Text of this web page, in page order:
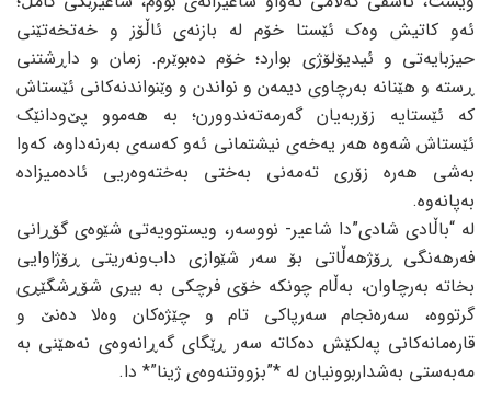
ئەو کاتیش وەک ئێستا خۆم لە بازنەی ئاڵۆز و خەتخەتێنی
حیزبایەتی و ئیدیۆلۆژی بوارد؛ خۆم دەبوێرم. زمان و داڕشتنی
ڕستە و هێنانە بەرچاوی دیمەن و نواندن و وێنواندنەکانی ئێستاش
کە ئێستایە زۆربەیان گەرمەتەندوورن؛ بە هەموو پێ‌ودانێک
ئێستاش شەوە هەر یەخەی نیشتمانی ئەو کەسەی بەرنەداوە، کەوا
بەشی هەرە زۆری تەمەنی بەختی بەختەوەریی ئادەمیزادە
بەپانەوە.
لە “باڵادی شادی”دا شاعیر- نووسەر، ویستوویەتی شێوەی گۆڕانی
فەرهەنگی ڕۆژهەڵاتی بۆ سەر شێوازی داب‌ونەریتی ڕۆژاوایی
بخاتە بەرچاوان، بەڵام چونکە خۆی فرچکی بە بیری شۆڕشگێڕی
گرتووە، سەرەنجام سەرپاکی تام و چێژەکان وەلا دەنێ و
قارەمانەکانی پەلکێش دەکاتە سەر ڕێگای گەڕانەوەی نەهێنی بە
مەبەستی بەشداربوونیان لە *”بزووتنەوەی ژینا”* دا.